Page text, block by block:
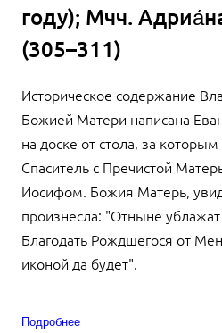
году); Мчч.
(305–311)
Историческое содержание
Божией Матери написана
на доске от стола, за
Спаситель с Пречистой
Иосифом. Божия Матерь,
произнесла: "Отныне
Благодать Рождшегося от
иконой да будет".
Подробнее